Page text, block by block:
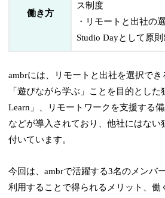
働き方
ス制度
・リモートと出社の
Studio Dayとして原則
ambrには、リモートと出社を選択でき
「遊びながら学ぶ」ことを目的とした
Learn」、リモートワークを支援する
などが導入されており、他社にはない
付いています。
今回は、ambrで活躍する3名のメンバ
利用することで得られるメリット、働